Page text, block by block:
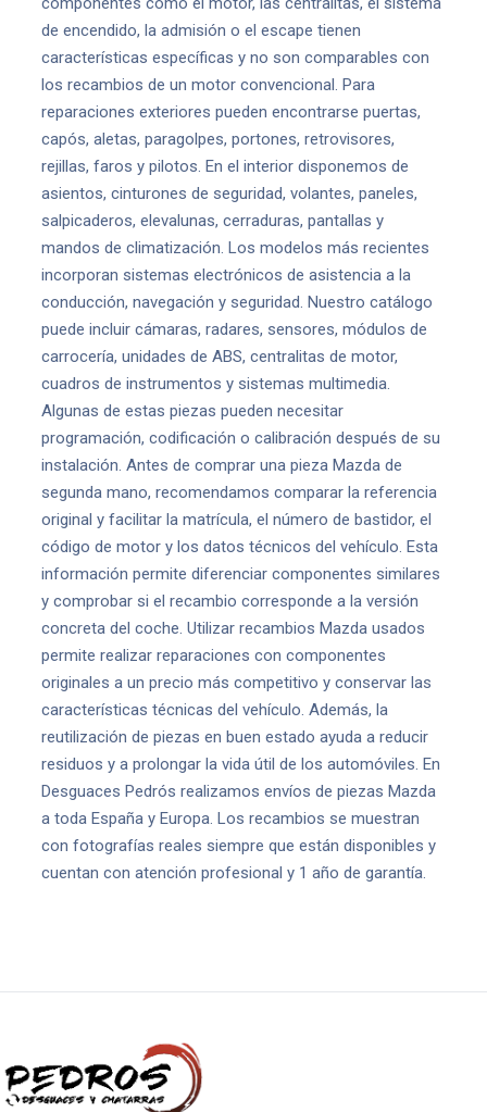
de encendido, la admisión o el escape tienen
características específicas y no son comparables con
los recambios de un motor convencional. Para
reparaciones exteriores pueden encontrarse puertas,
capós, aletas, paragolpes, portones, retrovisores,
rejillas, faros y pilotos. En el interior disponemos de
asientos, cinturones de seguridad, volantes, paneles,
salpicaderos, elevalunas, cerraduras, pantallas y
mandos de climatización. Los modelos más recientes
incorporan sistemas electrónicos de asistencia a la
conducción, navegación y seguridad. Nuestro catálogo
puede incluir cámaras, radares, sensores, módulos de
carrocería, unidades de ABS, centralitas de motor,
cuadros de instrumentos y sistemas multimedia.
Algunas de estas piezas pueden necesitar
programación, codificación o calibración después de su
instalación. Antes de comprar una pieza Mazda de
segunda mano, recomendamos comparar la referencia
original y facilitar la matrícula, el número de bastidor, el
código de motor y los datos técnicos del vehículo. Esta
información permite diferenciar componentes similares
y comprobar si el recambio corresponde a la versión
concreta del coche. Utilizar recambios Mazda usados
permite realizar reparaciones con componentes
originales a un precio más competitivo y conservar las
características técnicas del vehículo. Además, la
reutilización de piezas en buen estado ayuda a reducir
residuos y a prolongar la vida útil de los automóviles. En
Desguaces Pedrós realizamos envíos de piezas Mazda
a toda España y Europa. Los recambios se muestran
con fotografías reales siempre que están disponibles y
cuentan con atención profesional y 1 año de garantía.